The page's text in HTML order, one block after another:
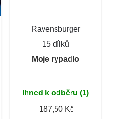
Ravensburger
15 dílků
Moje rypadlo
Ihned k odběru (1)
187,50 Kč